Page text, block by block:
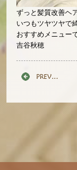
ずっと髪質改善ヘ
いつもツヤツヤで
おすすめメニュー
吉谷秋穂